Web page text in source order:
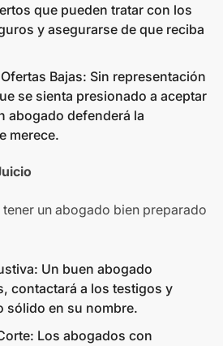
que pueden tratar con los
y asegurarse de que reciba
Bajas: Sin representación
se sienta presionado a aceptar
abogado defenderá la
merece.
tener un abogado bien preparado
Un buen abogado
contactará a los testigos y
sólido en su nombre.
Los abogados con